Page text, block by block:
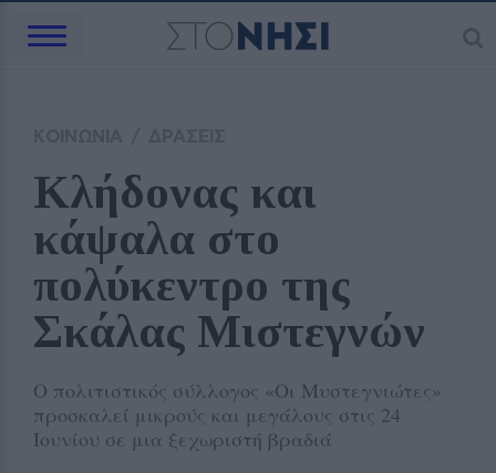
Κλήδονας και
κάψαλα στο
πολύκεντρο της
Σκάλας Μιστεγνών
Ο πολιτιστικός σύλλογος «Οι Μυστεγνιώτες»
προσκαλεί μικρούς και μεγάλους στις 24
Ιουνίου σε μια ξεχωριστή βραδιά